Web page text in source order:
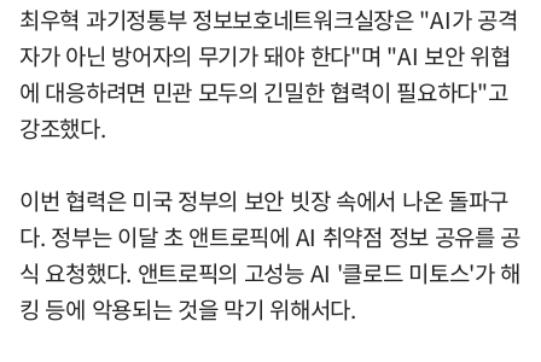
최우혁 과기정통부 정보보호네트워크실장은 "AI가 공격
자가 아닌 방어자의 무기가 돼야 한다"며 "AI 보안 위협
에 대응하려면 민관 모두의 긴밀한 협력이 필요하다"고
강조했다.
이번 협력은 미국 정부의 보안 빗장 속에서 나온 돌파구
다. 정부는 이달 초 앤트로픽에 AI 취약점 정보 공유를 공
식 요청했다. 앤트로픽의 고성능 AI '클로드 미토스'가 해
킹 등에 악용되는 것을 막기 위해서다.